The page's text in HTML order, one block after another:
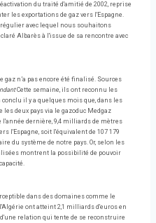
du traité d'amitié de 2002, reprise
les exportations de gaz vers l'Espagne.
avec lequel nous souhaitons
Albarès à l'issue de sa rencontre avec
gaz n’a pas encore été finalisé. Sources
Cette semaine, ils ont reconnu les
il y a quelques mois que, dans les
deux pays via le gazoduc Medgaz
l'année dernière, 9,4 milliards de mètres
l'Espagne, soit l'équivalent de 107 179
du système de notre pays. Or, selon les
montrent la possibilité de pouvoir
dans des domaines comme le
ont atteint 2,1 milliards d'euros en
d'une relation qui tente de se reconstruire